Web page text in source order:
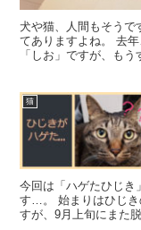
犬や猫、人間もそうで
てありますよね。 去
「しお」ですが、も
猫
今回は「ハゲたひじき
す…。 始まりはひじ
すが、9月上旬にまた